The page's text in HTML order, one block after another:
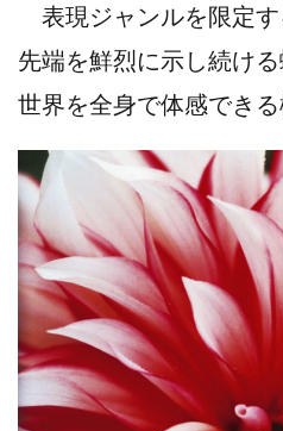
表現ジャンルを限定
先端を鮮烈に示し続け
世界を全身で体感できる